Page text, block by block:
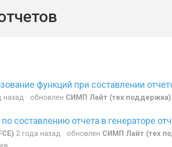
функций при составлении
назад обновлен СИМП Лайт (тех поддержка)
составлению отчета в генераторе
2 года назад обновлен СИМП Лайт (тех